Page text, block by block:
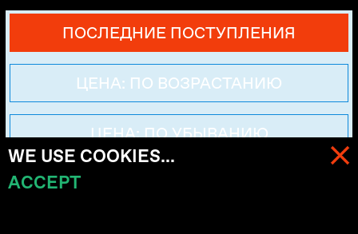
МЕНЮ
ПОСЛЕДНИЕ ПОСТУПЛЕНИЯ
ЦЕНА: ПО ВОЗРАСТАНИЮ
ЦЕНА: ПО УБЫВАНИЮ
WE USE COOKIES...
ACCEPT